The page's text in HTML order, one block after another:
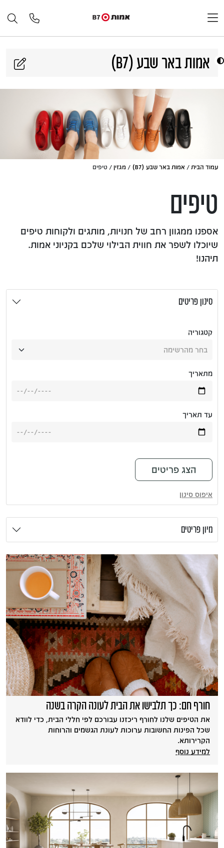
אמות באר שבע (B7)
עמוד הבית / אמות באר שבע (B7) / מגזין / טיפים
טיפים
אספנו ממגוון רחב של חנויות, מותגים ולקוחות טיפים
שיוכלו לשפר את חווית הבילוי שלכם בקניוני אמות.
תיהנו!
חורף חם: כך תלבישו את הבית לעונה הקרה בשנה
את הטיפים שלנו לחורף ריכזנו עבורכם לפי חללי הבית, כדי לוודא
שכל הפינות החשובות ערוכות לעונת הגשמים והרוחות
הקרירותא.
למידע נוסף
סינון פריטים
קטגוריה
מתאריך
עד תאריך
איפוס סינון
מיון פריטים